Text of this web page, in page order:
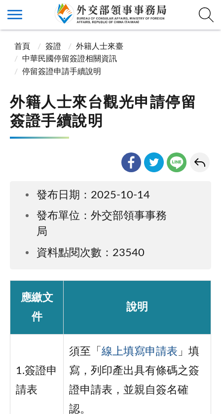
首頁 簽證
外籍人士來臺
中華民國停留簽證相關資訊
停留簽證申請手續說明
外籍人士來台觀光申請停留
簽證手續說明
發布日期：2025-10-14
發布單位：外交部領事事務
局
資料點閱次數：23540
應繳文
件
說明
1.簽證申
請表
須至「 線上填寫申請表 」填
寫，列印產出具有條碼之簽
證申請表，並親自簽名確
認。